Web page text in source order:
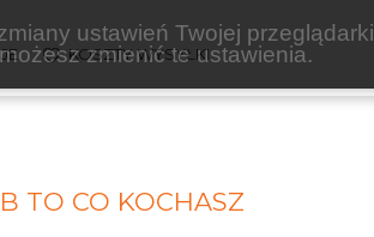
ustawień Twojej przeglądarki
zmienić te ustawienia.
KOSZTY WYSYŁKI
TO CO KOCHASZ